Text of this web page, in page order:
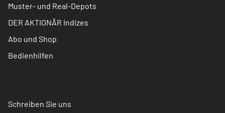
Muster- und Real-Depots
DER AKTIONÄR Indizes
Abo und Shop
Bedienhilfen
Schreiben Sie uns